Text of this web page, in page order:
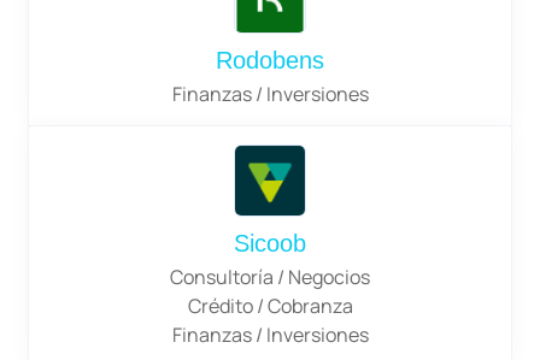
Rodobens
Finanzas / Inversiones
Sicoob
Consultoría / Negocios
Crédito / Cobranza
Finanzas / Inversiones